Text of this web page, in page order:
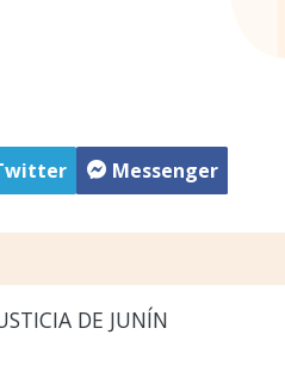
Messenger
DE JUNÍN